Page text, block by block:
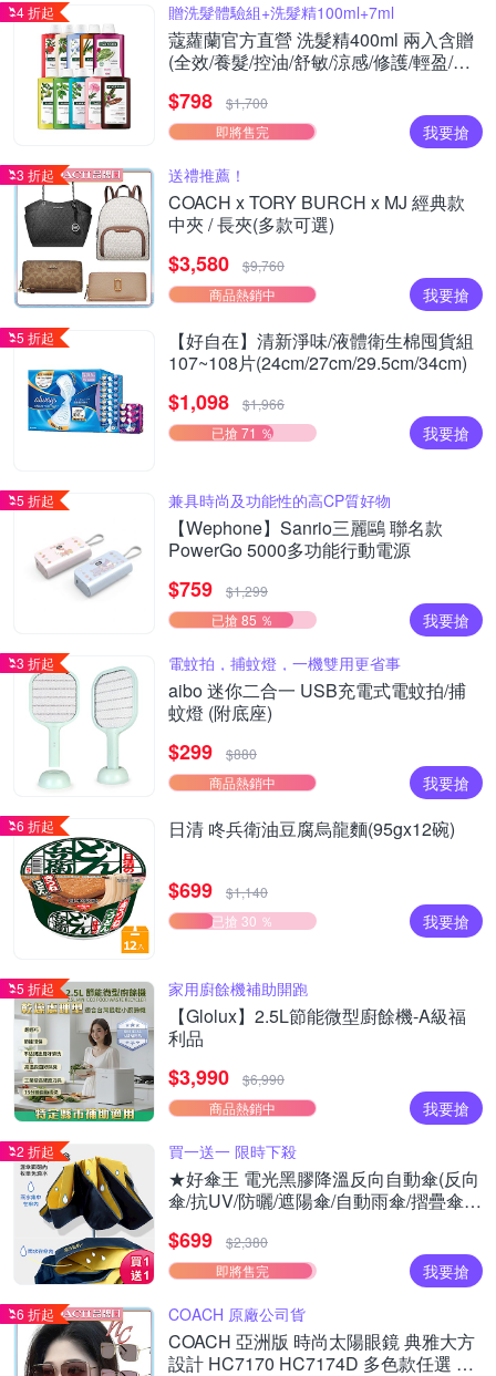
4 折起 贈洗髮體驗組+洗髮精100ml+7ml
蔻蘿蘭官方直營 洗髮精400ml 兩入含贈
(全效/養髮/控油/舒敏/涼感/修護/輕盈/護
$798
$1,700
即將售完
我要搶
3 折起 送禮推薦！
COACH x TORY BURCH x MJ 經典款
中夾 / 長夾(多款可選)
$3,580
$9,760
商品熱銷中
我要搶
5 折起
【好自在】清新淨味/液體衛生棉囤貨組
107~108片(24cm/27cm/29.5cm/34cm)
$1,098
$1,966
已搶 71 ％
我要搶
5 折起 兼具時尚及功能性的高CP質好物
【Wephone】Sanrio三麗鷗 聯名款
PowerGo 5000多功能行動電源
$759
$1,299
已搶 85 ％
我要搶
3 折起 電蚊拍，捕蚊燈，一機雙用更省事
aibo 迷你二合一 USB充電式電蚊拍/捕
蚊燈 (附底座)
$299
$880
商品熱銷中
我要搶
6 折起 日清 咚兵衛油豆腐烏龍麵(95gx12碗)
$699
$1,140
已搶 30 ％
我要搶
5 折起 家用廚餘機補助開跑
【Glolux】2.5L節能微型廚餘機-A級福
利品
$3,990
$6,990
商品熱銷中
我要搶
2 折起 買一送一 限時下殺
★好傘王 電光黑膠降溫反向自動傘(反向
傘/抗UV/防曬/遮陽傘/自動雨傘/摺疊傘降
$699
$2,380
即將售完
我要搶
6 折起 COACH 原廠公司貨
COACH 亞洲版 時尚太陽眼鏡 典雅大方
設計 HC7170 HC7174D 多色款任選 公